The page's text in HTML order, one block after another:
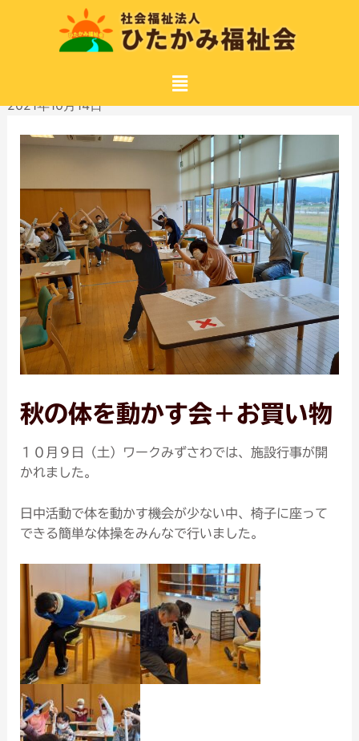
2021年10月14日
秋の体を動かす会＋お買い物
１０月９日（土）ワークみずさわでは、施設行事が開
かれました。
日中活動で体を動かす機会が少ない中、椅子に座って
できる簡単な体操をみんなで行いました。